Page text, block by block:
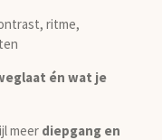
ritme,
én wat je
meer diepgang en